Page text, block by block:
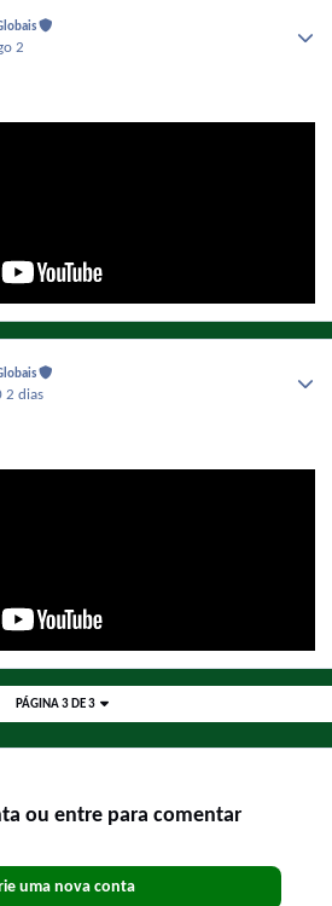
2
2 dias
PÁGINA 3 DE 3
ou entre para comentar
uma nova conta